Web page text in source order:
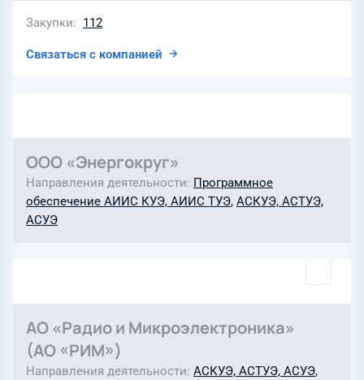
Закупки 112
Связаться с компанией
ООО «Энергокруг»
Направления деятельности Программное
обеспечение АИИС КУЭ, АИИС ТУЭ, АСКУЭ, АСТУЭ,
АСУЭ
АО «Радио и Микроэлектроника»
(АО «РИМ»)
Направления деятельности АСКУЭ, АСТУЭ, АСУЭ,